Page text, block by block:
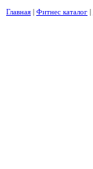
Главная | Фитнес каталог |